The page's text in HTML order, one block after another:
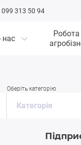
099 313 50 94
нас
Робота
Оберіть категорію